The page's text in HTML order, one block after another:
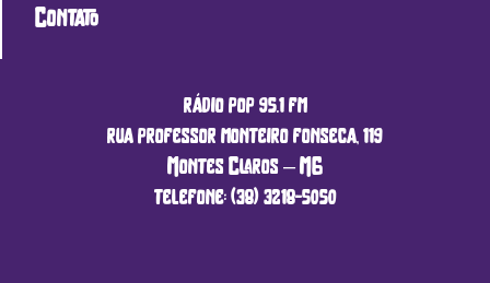
Contato
rádio pop 95.1 fm
rua professor monteiro fonseca, 119
Montes Claros – MG
telefone: (38) 3218-5050